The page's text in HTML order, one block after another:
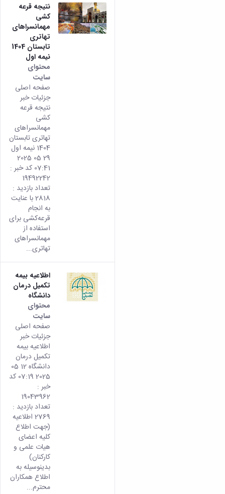
نتیجه قرعه
کشی
مهمانسراهای
تهاتری
تابستان 1404
نیمه اول
محتوای
سایت
صفحه اصلی
جزئیات خبر
نتیجه قرعه
کشی
مهمانسراهای
تهاتری تابستان
1404 نیمه اول
29 05 2025
07:41 کد خبر :
19492242
تعداد بازدید :
2818 با عنایت
به انجام
قرعه‌کشی برای
استفاده از
مهمانسراهای
تهاتری...
اطلاعیه بیمه
تکمیل درمان
دانشگاه
محتوای
سایت
صفحه اصلی
جزئیات خبر
اطلاعیه بیمه
تکمیل درمان
دانشگاه 12 05
2025 07:19 کد
خبر :
19043962
تعداد بازدید :
2769 اطلاعیه
(جهت اطلاع
کلیه اعضای
هیات علمی و
کارکنان)
بدینوسیله به
اطلاع همکاران
محترم...